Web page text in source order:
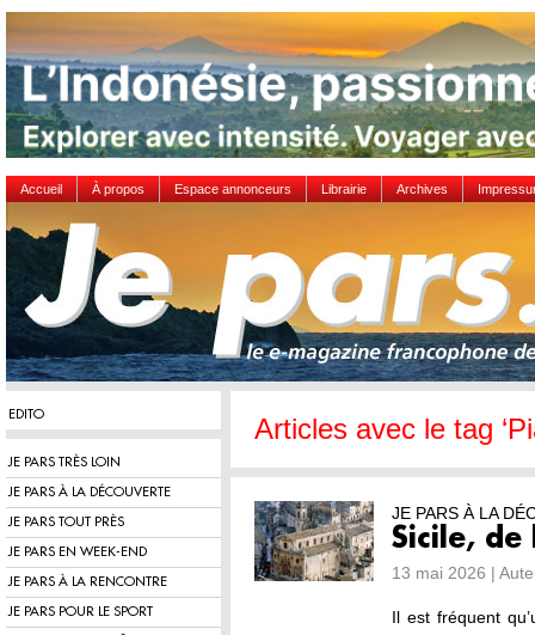
Accueil À propos Espace annonceurs Librairie Archives
EDITO
JE PARS TRÈS LOIN
JE PARS À LA DÉCOUVERTE
JE PARS TOUT PRÈS
JE PARS EN WEEK-END
JE PARS À LA RENCONTRE
JE PARS POUR LE SPORT
Articles avec le tag
JE PARS À LA
Sicile, de
13 mai 2026 |
Il est fréquent